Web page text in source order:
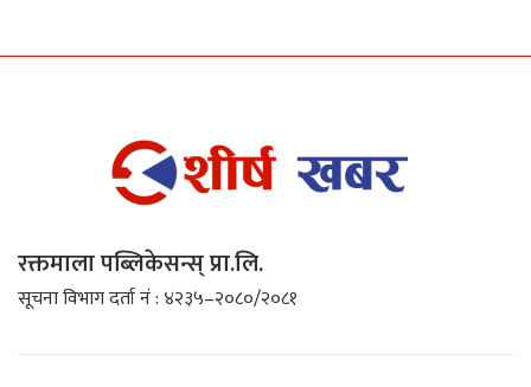
रक्तमाला पब्लिकेसन्स् प्रा.लि.
सूचना विभाग दर्ता नं : ४२३५–२०८०/२०८१